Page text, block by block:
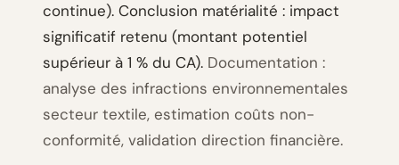
continue). Conclusion matérialité : impact
significatif retenu (montant potentiel
supérieur à 1 % du CA). Documentation :
analyse des infractions environnementales
secteur textile, estimation coûts non-
conformité, validation direction financière.